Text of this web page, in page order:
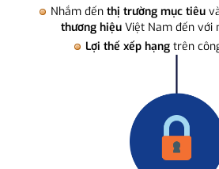
Nhắm đến thị trường mục tiêu
thương hiệuViệt Nam đến với
Lợi thế xếp hạng trên